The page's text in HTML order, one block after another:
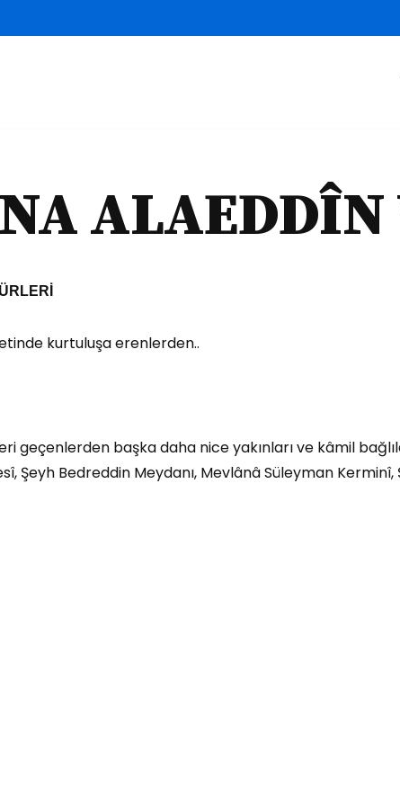
ALAEDDÎN
kurtuluşa erenlerden..
geçenlerden başka daha nice yakınları ve kâmil
Şeyh Bedreddin Meydanı, Mevlânâ Süleyman